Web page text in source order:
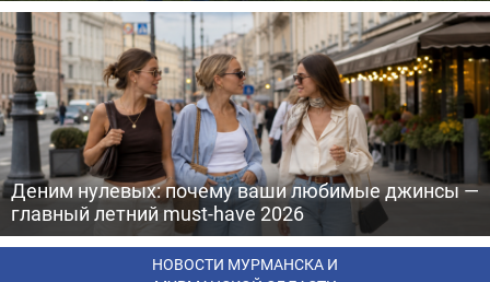
Деним нулевых: почему ваши любимые джинсы —
главный летний must-have 2026
НОВОСТИ МУРМАНСКА И